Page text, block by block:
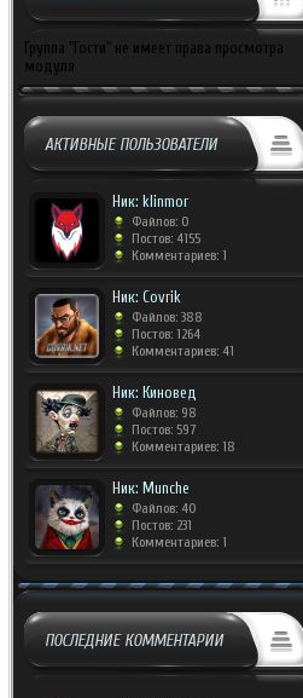
Группа "Гости" не имеет права просмотра
модуля
АКТИВНЫЕ ПОЛЬЗОВАТЕЛИ
Ник: klinmor
Файлов: 0
Постов: 4155
Комментариев: 1
Ник: Covrik
Файлов: 388
Постов: 1264
Комментариев: 41
Ник: Киновед
Файлов: 98
Постов: 597
Комментариев: 18
Ник: Munche
Файлов: 40
Постов: 231
Комментариев: 1
ПОСЛЕДНИЕ КОММЕНТАРИИ